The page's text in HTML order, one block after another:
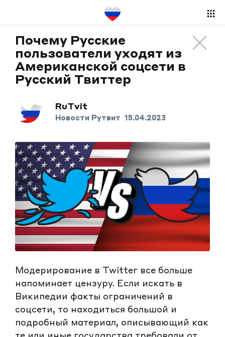
Почему Русские
пользователи уходят из
Американской соцсети в
Русский Твиттер
RuTvit
Новости Рутвит 15.04.2023
Модерирование в Twitter все больше
напоминает цензуру. Если искать в
Википедии факты ограничений в
соцсети, то находиться большой и
подробный материал, описывающий как